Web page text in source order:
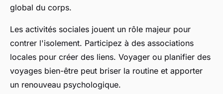
global du corps.
Les activités sociales jouent un rôle majeur pour
contrer l'isolement. Participez à des associations
locales pour créer des liens. Voyager ou planifier des
voyages bien-être peut briser la routine et apporter
un renouveau psychologique.